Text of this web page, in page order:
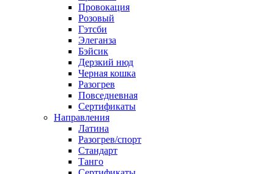
Провокация
Розовый
Гэтсби
Элеганза
Бэйсик
Дерзкий нюд
Черная кошка
Разогрев
Повседневная
Сертификаты
Направления
Латина
Разогрев/спорт
Стандарт
Танго